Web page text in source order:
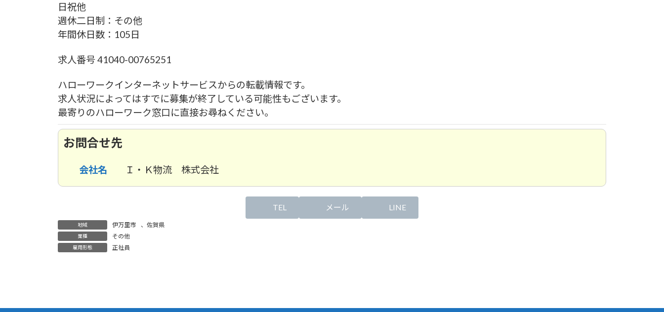
日祝他
週休二日制：その他
年間休日数：105日
求人番号 41040-00765251
ハローワークインターネットサービスからの転載情報です。
求人状況によってはすでに募集が終了している可能性もございます。
最寄りのハローワーク窓口に直接お尋ねください。
お問合せ先
会社名 Ｉ・Ｋ物流 株式会社
TEL メール LINE
地域 伊万里市 、 佐賀県
業種 その他
雇用形態 正社員